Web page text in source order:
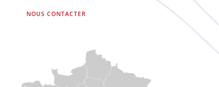
NOUS CONTACTER